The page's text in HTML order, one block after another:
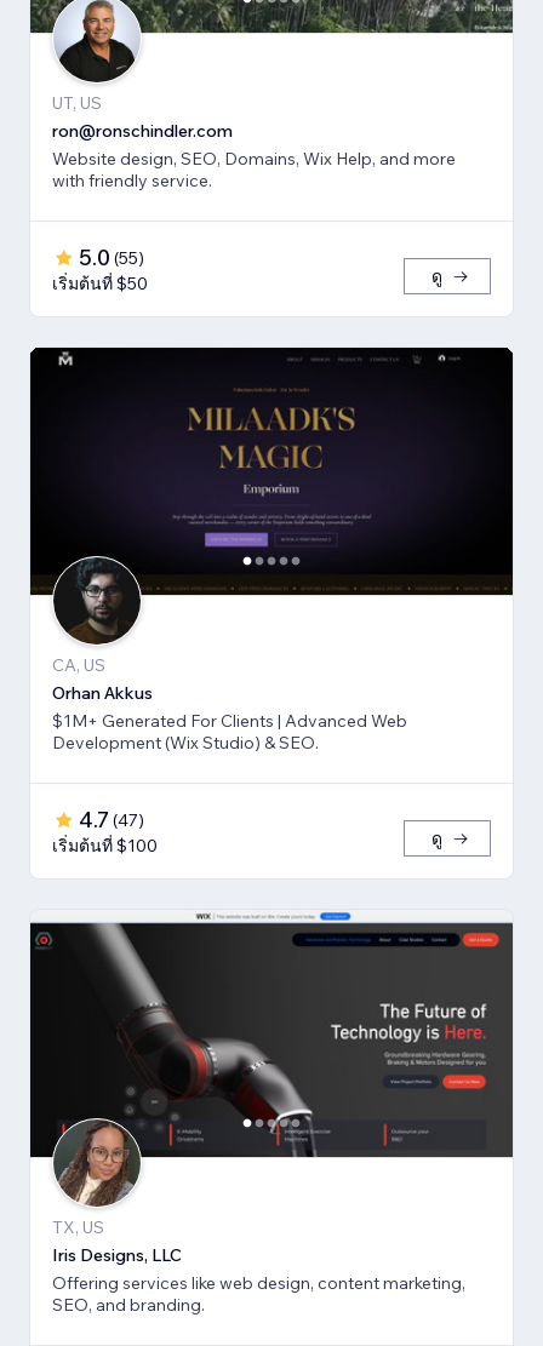
UT, US
ron@ronschindler.com
Website design, SEO, Domains, Wix Help, and more
with friendly service.
5.0 (55)
เริ่มต้นที่ $50
ดู
CA, US
Orhan Akkus
$1M+ Generated For Clients | Advanced Web
Development (Wix Studio) & SEO.
4.7 (47)
เริ่มต้นที่ $100
ดู
TX, US
Iris Designs, LLC
Offering services like web design, content marketing,
SEO, and branding.